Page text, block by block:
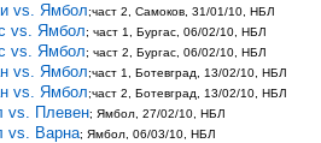
vs. Ямбол;част 2, Самоков, 31/01/10, НБЛ
vs. Ямбол; част 1, Бургас, 06/02/10, НБЛ
vs. Ямбол; част 2, Бургас, 06/02/10, НБЛ
vs. Ямбол;част 1, Ботевград, 13/02/10, НБЛ
vs. Ямбол;част 2, Ботевград, 13/02/10, НБЛ
vs. Плевен; Ямбол, 27/02/10, НБЛ
vs. Варна; Ямбол, 06/03/10, НБЛ